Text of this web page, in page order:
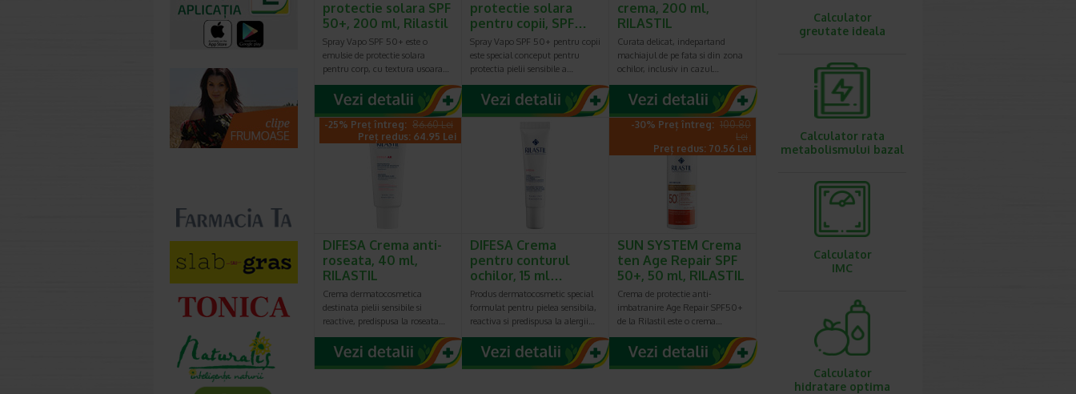
protectie solara SPF
50+, 200 ml, Rilastil
Spray Vapo SPF 50+ este o
emulsie de protectie solara
pentru corp, cu textura usoara…
protectie solara
pentru copii, SPF…
Spray Vapo SPF 50+ pentru copii
este special conceput pentru
protectia pielii sensibile a…
crema, 200 ml,
RILASTIL
Curata delicat, indepartand
machiajul de pe fata si din zona
ochilor, inclusiv in cazul…
-25% Preț întreg: 86.60 Lei
Preț redus: 64.95 Lei
DIFESA Crema anti-
roseata, 40 ml,
RILASTIL
Crema dermatocosmetica
destinata pielii sensibile si
reactive, predispusa la roseata…
DIFESA Crema
pentru conturul
ochilor, 15 ml…
Produs dermatocosmetic special
formulat pentru pielea sensibila,
reactiva si predispusa la alergii…
-30% Preț întreg: 100.80
Lei
Preț redus: 70.56 Lei
SUN SYSTEM Crema
ten Age Repair SPF
50+, 50 ml, RILASTIL
Crema de protectie anti-
imbatranire Age Repair SPF50+
de la Rilastil este o crema…
Calculator
greutate ideala
Calculator rata
metabolismului bazal
Calculator
IMC
Calculator
hidratare optima